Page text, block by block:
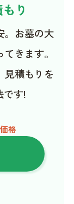
り
。お墓の大
きます。
見積もりを
です!
格